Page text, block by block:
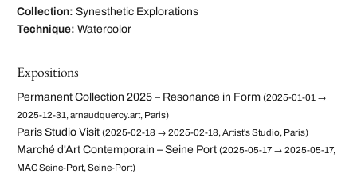
Collection: Synesthetic Explorations
Technique: Watercolor
Expositions
Permanent Collection 2025 – Resonance in Form (2025-01-01 →
2025-12-31, arnaudquercy.art, Paris)
Paris Studio Visit (2025-02-18 → 2025-02-18, Artist's Studio, Paris)
Marché d'Art Contemporain – Seine Port (2025-05-17 → 2025-05-17,
MAC Seine-Port, Seine-Port)